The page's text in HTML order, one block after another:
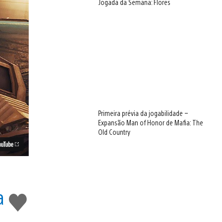
Curtir
Jogada da Semana: Flores
Primeira prévia da jogabilidade –
Expansão Man of Honor de Mafia: The
Old Country